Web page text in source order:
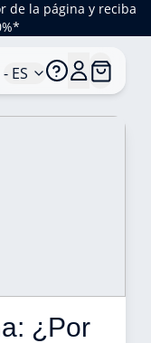
de la página y reciba
- ES
¿Por